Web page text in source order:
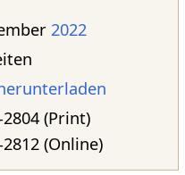
2022
(Print)
(Online)